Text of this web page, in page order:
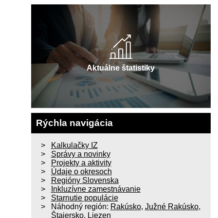
Aktuálne štatistiky
Rýchla navigácia
Kalkulačky IZ
Správy a novinky
Projekty a aktivity
Údaje o okresoch
Regióny Slovenska
Inkluzívne zamestnávanie
Starnutie populácie
Náhodný región: Rakúsko, Južné Rakúsko,
Štajersko, Liezen